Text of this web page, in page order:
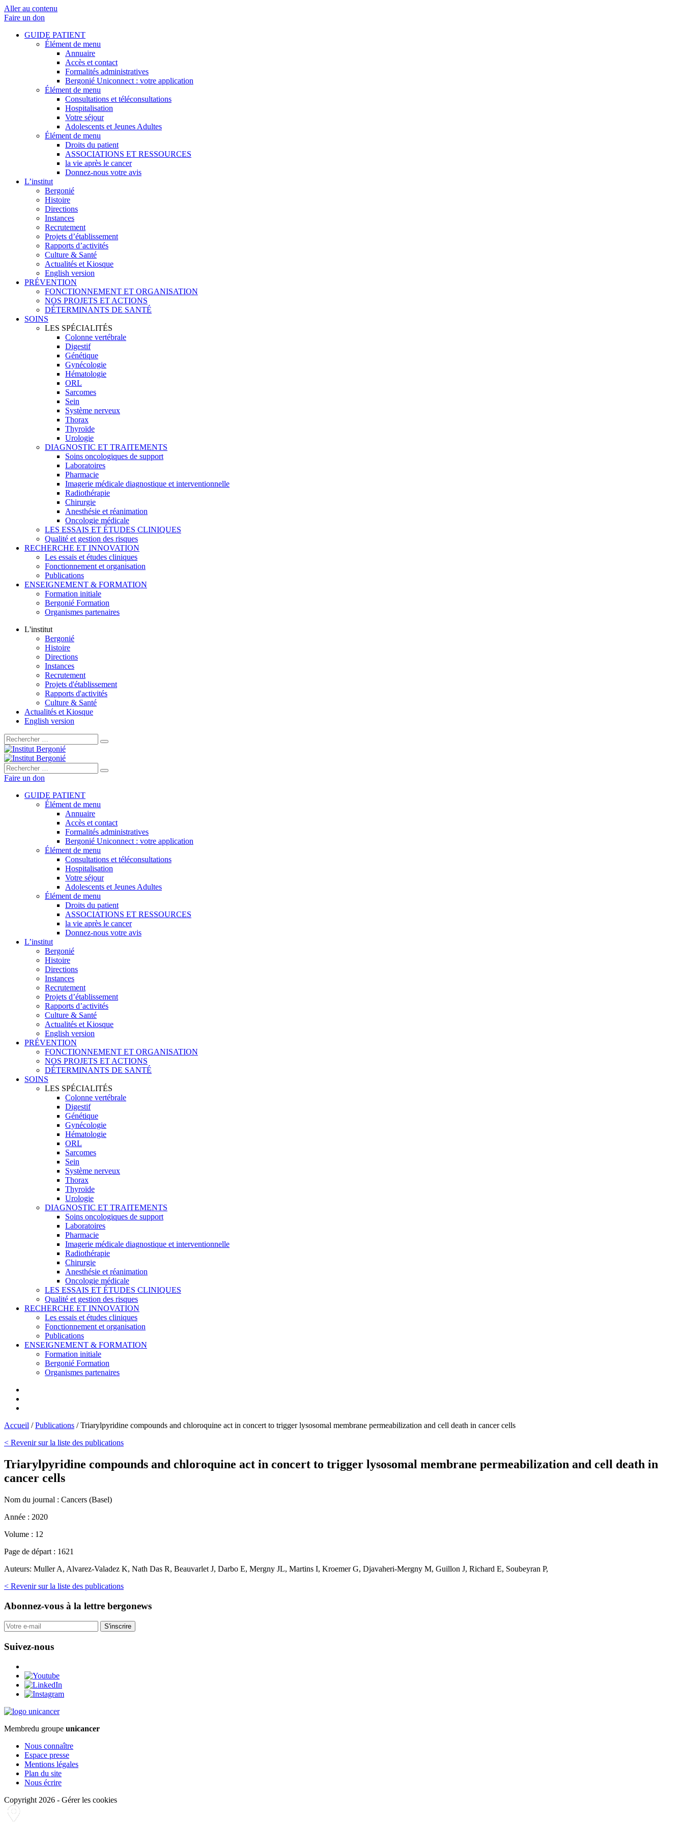
Aller au contenu
Faire un don
GUIDE PATIENT
Élément de menu
Annuaire
Accès et contact
Formalités administratives
Bergonié Uniconnect : votre application
Élément de menu
Consultations et téléconsultations
Hospitalisation
Votre séjour
Adolescents et Jeunes Adultes
Élément de menu
Droits du patient
ASSOCIATIONS ET RESSOURCES
la vie après le cancer
Donnez-nous votre avis
L’institut
Bergonié
Histoire
Directions
Instances
Recrutement
Projets d’établissement
Rapports d’activités
Culture & Santé
Actualités et Kiosque
English version
PRÉVENTION
FONCTIONNEMENT ET ORGANISATION
NOS PROJETS ET ACTIONS
DÉTERMINANTS DE SANTÉ
SOINS
LES SPÉCIALITÉS
Colonne vertébrale
Digestif
Génétique
Gynécologie
Hématologie
ORL
Sarcomes
Sein
Système nerveux
Thorax
Thyroïde
Urologie
DIAGNOSTIC ET TRAITEMENTS
Soins oncologiques de support
Laboratoires
Pharmacie
Imagerie médicale diagnostique et interventionnelle
Radiothérapie
Chirurgie
Anesthésie et réanimation
Oncologie médicale
LES ESSAIS ET ÉTUDES CLINIQUES
Qualité et gestion des risques
RECHERCHE ET INNOVATION
Les essais et études cliniques
Fonctionnement et organisation
Publications
ENSEIGNEMENT & FORMATION
Formation initiale
Bergonié Formation
Organismes partenaires
L'institut
Bergonié
Histoire
Directions
Instances
Recrutement
Projets d'établissement
Rapports d'activités
Culture & Santé
Actualités et Kiosque
English version
Rechercher :
Rechercher :
Faire un don
GUIDE PATIENT
Élément de menu
Annuaire
Accès et contact
Formalités administratives
Bergonié Uniconnect : votre application
Élément de menu
Consultations et téléconsultations
Hospitalisation
Votre séjour
Adolescents et Jeunes Adultes
Élément de menu
Droits du patient
ASSOCIATIONS ET RESSOURCES
la vie après le cancer
Donnez-nous votre avis
L’institut
Bergonié
Histoire
Directions
Instances
Recrutement
Projets d’établissement
Rapports d’activités
Culture & Santé
Actualités et Kiosque
English version
PRÉVENTION
FONCTIONNEMENT ET ORGANISATION
NOS PROJETS ET ACTIONS
DÉTERMINANTS DE SANTÉ
SOINS
LES SPÉCIALITÉS
Colonne vertébrale
Digestif
Génétique
Gynécologie
Hématologie
ORL
Sarcomes
Sein
Système nerveux
Thorax
Thyroïde
Urologie
DIAGNOSTIC ET TRAITEMENTS
Soins oncologiques de support
Laboratoires
Pharmacie
Imagerie médicale diagnostique et interventionnelle
Radiothérapie
Chirurgie
Anesthésie et réanimation
Oncologie médicale
LES ESSAIS ET ÉTUDES CLINIQUES
Qualité et gestion des risques
RECHERCHE ET INNOVATION
Les essais et études cliniques
Fonctionnement et organisation
Publications
ENSEIGNEMENT & FORMATION
Formation initiale
Bergonié Formation
Organismes partenaires
Accueil /Publications /Triarylpyridine compounds and chloroquine act in concert to trigger lysosomal membrane permeabilization and cell death in cancer cells
< Revenir sur la liste des publications
Triarylpyridine compounds and chloroquine act in concert to trigger lysosomal membrane permeabilization and cell death in
cancer cells
Nom du journal : Cancers (Basel)
Année : 2020
Volume : 12
Page de départ : 1621
Auteurs: Muller A, Alvarez-Valadez K, Nath Das R, Beauvarlet J, Darbo E, Mergny JL, Martins I, Kroemer G, Djavaheri-Mergny M, Guillon J, Richard E, Soubeyran P,
< Revenir sur la liste des publications
Abonnez-vous à la lettre bergonews
S'inscrire
Suivez-nous
Membredu groupe unicancer
Nous connaître
Espace presse
Mentions légales
Plan du site
Nous écrire
Copyright 2026 - Gérer les cookies